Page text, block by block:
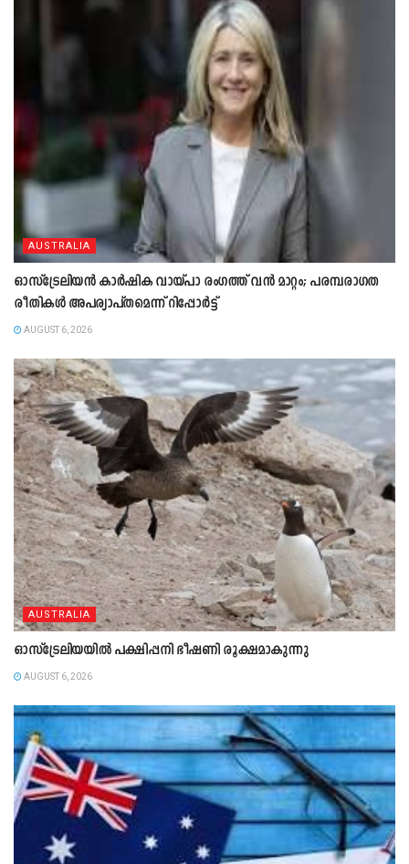
AUSTRALIA
ഓസ്‌ട്രേലിയൻ കാർഷിക വായ്പാ രംഗത്ത് വൻ മാറ്റം; പരമ്പരാഗത
രീതികൾ അപര്യാപ്തമെന്ന് റിപ്പോർട്ട്
AUGUST 6, 2026
AUSTRALIA
ഓസ്ട്രേലിയയിൽ പക്ഷിപ്പനി ഭീഷണി രൂക്ഷമാകുന്നു
AUGUST 6, 2026